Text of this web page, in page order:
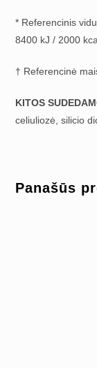
* Referencinis
8400 kJ / 2000
† Referencinė
KITOS
celiuliozė, silicio
Panašūs